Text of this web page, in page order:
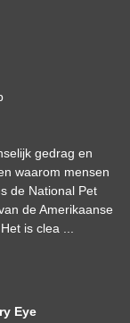
gedrag en
waarom mensen
de National Pet
de Amerikaanse
is clea ...
Eye